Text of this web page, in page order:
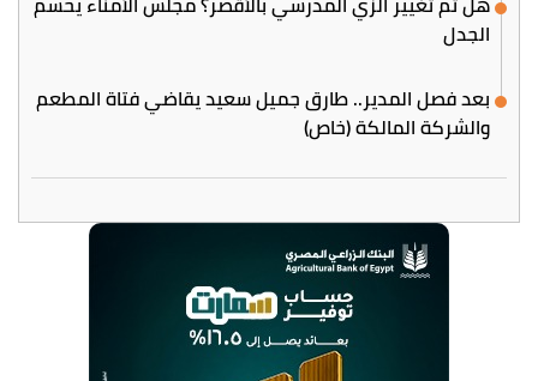
الجدل
بعد فصل المدير.. طارق جميل سعيد يقاضي فتاة المطعم
والشركة المالكة (خاص)